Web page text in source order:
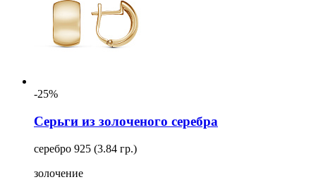
-25%
Серьги из золоченого серебра
серебро 925 (3.84 гр.)
золочение